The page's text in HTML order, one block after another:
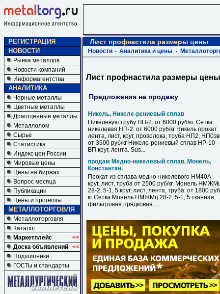
РЕГИСТРАЦИЯ
НОВОСТИ
Рынка металлов
Новости компаний
Информагентства
АНАЛИТИКА
Черные металлы
Цветные металлы
Драгоценные металлы
Металлолом
Сырье
Статистика
Индекс цен России
Мировые цены
Цены на биржах
Вопрос месяца
Публикации
Цены и прогнозы
МЕТАЛЛОТОРГОВЛЯ
Металлоторговля
Каталог
Маркетплейс
<<
Доска объявлений <<
Подшипники
ГОСТы и стандарты
Лист профнастила размеры цены
Новости Аналитика и цены
Лист профнастила размеры цены
Предложения на продажу
Никель, Никеле-рениевый сплав
Никелевую трубу НП-2. от 6000 руб/кг. Сетка
никелевая НП-2. от 6000 руб/кг Никель прокат
лента, лист, круг, проволока, труба НП2;
от 3500 руб/кг Никеле-рениевый сплав НР-10
ВП круг, лента. Sus...
продам Медно-никелевый сплав, Монель,
Константан.
Прокат из сплава медно-никелевого НМ40А:
круг, лист, труба от 2500 руб/кг. Монель
28-2, 5-1, 5 круг, лист, лента, труба. от 1800
кг Сетка Монель НМЖМц 28-2, 5-1, 5 тканная,
фильтровая прядковая...